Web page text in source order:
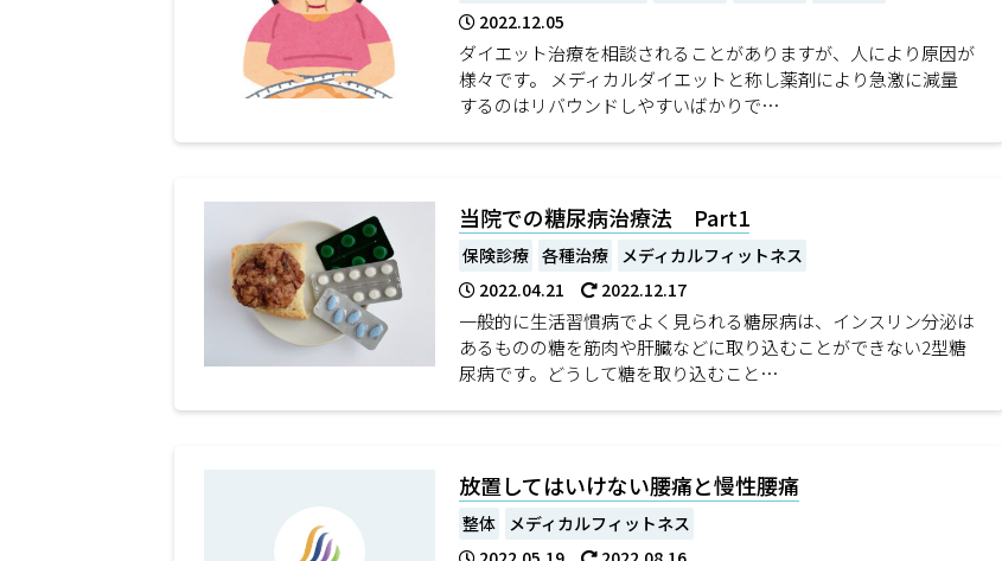
2022.12.05
ダイエット治療を相談されることがありますが、人により原因が
様々です。 メディカルダイエットと称し薬剤により急激に減量
するのはリバウンドしやすいばかりで…
当院での糖尿病治療法 Part1
保険診療 各種治療
メディカルフィットネス
2022.04.21
2022.12.17
一般的に生活習慣病でよく見られる糖尿病は、インスリン分泌は
あるものの糖を筋肉や肝臓などに取り込むことができない2型糖
尿病です。どうして糖を取り込むこと…
放置してはいけない腰痛と慢性腰痛
整体
メディカルフィットネス